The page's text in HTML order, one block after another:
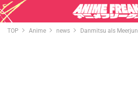
TOP Anime news Danmitsu als